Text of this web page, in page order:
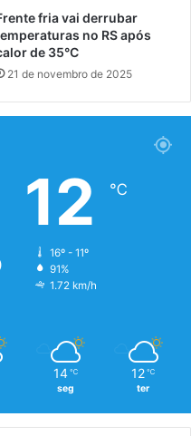
fria vai derrubar
no RS após
de 35°C
21 de novembro de 2025
12 ℃
16º - 11º
91%
1.72 km/h
14 ℃
seg
12 ℃
ter